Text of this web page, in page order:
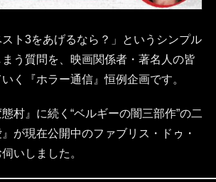
スト3をあげるなら？」というシンプル
う質問を、映画関係者・著名人の皆
く『ホラー通信』恒例企画です。
村』に続く“ベルギーの闇三部作”の二
が現在公開中のファブリス・ドゥ・
いしました。